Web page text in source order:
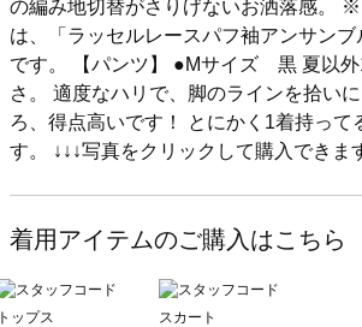
の編み地切替がさりげないお洒落感。
は、「ラッセルレースパフ袖アンサン
です。 【パンツ】 ●Mサイズ 黒 夏以
さ。 適度なハリで、脚のラインを拾い
ろ、得点高いです！ とにかく1着持って
す。 ↓↓↓写真をクリックして購入できま
着用アイテムのご購入はこちら
トップス
スカート